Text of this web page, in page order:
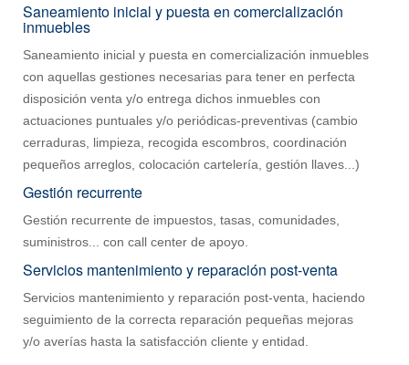
Saneamiento inicial y puesta en comercialización
inmuebles
Saneamiento inicial y puesta en comercialización inmuebles
con aquellas gestiones necesarias para tener en perfecta
disposición venta y/o entrega dichos inmuebles con
actuaciones puntuales y/o periódicas-preventivas (cambio
cerraduras, limpieza, recogida escombros, coordinación
pequeños arreglos, colocación cartelería, gestión llaves...)
Gestión recurrente
Gestión recurrente de impuestos, tasas, comunidades,
suministros... con call center de apoyo.
Servicios mantenimiento y reparación post-venta
Servicios mantenimiento y reparación post-venta, haciendo
seguimiento de la correcta reparación pequeñas mejoras
y/o averías hasta la satisfacción cliente y entidad.